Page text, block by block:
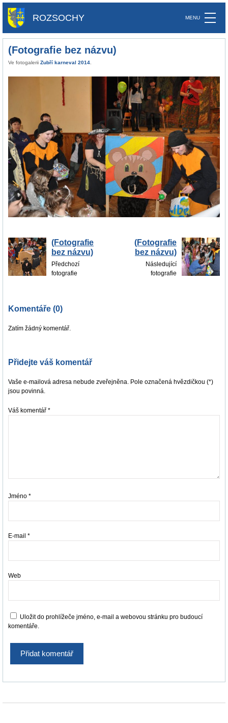
ROZSOCHY
(Fotografie bez názvu)
Ve fotogalerii Zubří karneval 2014
(Fotografie
bez názvu)
Předchozí
fotografie
(Fotografie
bez názvu)
Následující
fotografie
Komentáře (0)
Zatím žádný komentář.
Přidejte váš komentář
Vaše e-mailová adresa nebude zveřejněna. Pole označená hvězdičkou (*)
jsou povinná.
Váš komentář *
Jméno *
E-mail *
Web
Uložit do prohlížeče jméno, e-mail a webovou stránku pro budoucí
komentáře.